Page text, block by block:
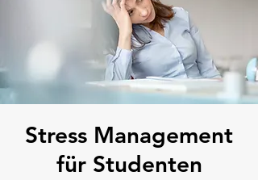
Stress Management
für Studenten